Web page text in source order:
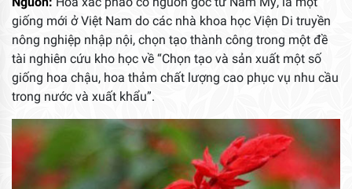
giống mới ở Việt Nam do các nhà khoa học Viện Di truyền
nông nghiệp nhập nội, chọn tạo thành công trong một đề
tài nghiên cứu kho học về “Chọn tạo và sản xuất một số
giống hoa chậu, hoa thảm chất lượng cao phục vụ nhu cầu
trong nước và xuất khẩu”.